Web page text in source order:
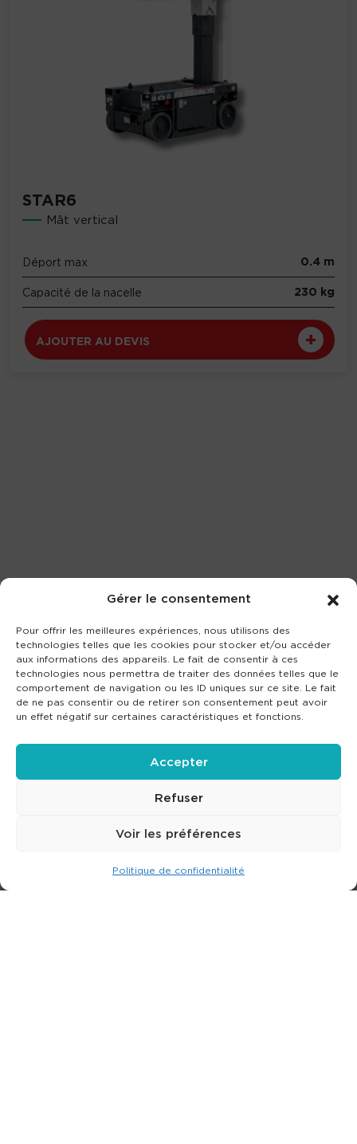
Gérer le consentement
Pour offrir les meilleures expériences, nous utilisons des
technologies telles que les cookies pour stocker et/ou accéder
aux informations des appareils. Le fait de consentir à ces
technologies nous permettra de traiter des données telles que le
comportement de navigation ou les ID uniques sur ce site. Le fait
de ne pas consentir ou de retirer son consentement peut avoir
un effet négatif sur certaines caractéristiques et fonctions.
Accepter
Refuser
Voir les préférences
Politique de confidentialité
STAR6
Mât vertical
Déport max 0.4 m
Capacité de la nacelle 230 kg
AJOUTER AU DEVIS